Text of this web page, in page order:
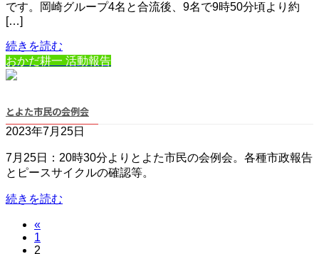
です。岡崎グループ4名と合流後、9名で9時50分頃より約
[…]
続きを読む
おかだ耕一 活動報告
とよた市民の会例会
2023年7月25日
7月25日：20時30分よりとよた市民の会例会。各種市政報告
とピースサイクルの確認等。
続きを読む
«
固
1
固
2